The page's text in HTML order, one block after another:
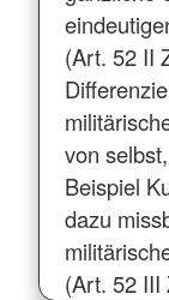
(Art. 52 II
von
Beispiel
dazu
(Art. 52 III